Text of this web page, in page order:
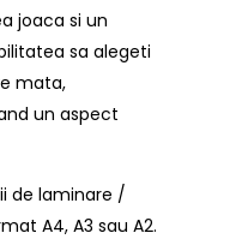
joaca si un
sa alegeti
mata,
un aspect
de laminare /
A4, A3 sau A2.